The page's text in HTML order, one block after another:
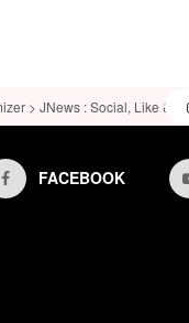
> JNews : Social, Like &
FACEBOOK